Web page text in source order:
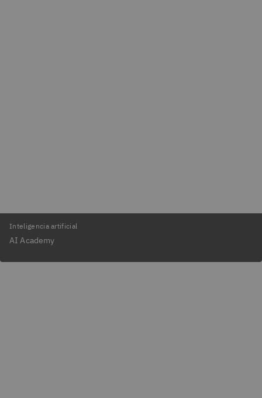
Inteligencia artificial
AI Academy